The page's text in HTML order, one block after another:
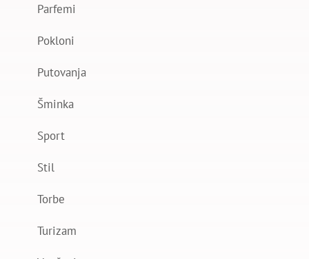
Parfemi
Pokloni
Putovanja
Šminka
Sport
Stil
Torbe
Turizam